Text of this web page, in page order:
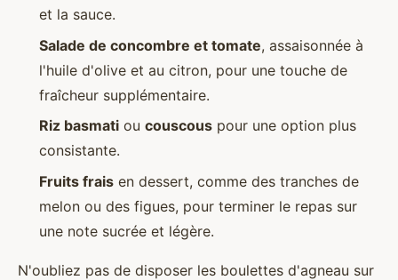
et la sauce.
Salade de concombre et tomate, assaisonnée à
l'huile d'olive et au citron, pour une touche de
fraîcheur supplémentaire.
Riz basmati ou couscous pour une option plus
consistante.
Fruits frais en dessert, comme des tranches de
melon ou des figues, pour terminer le repas sur
une note sucrée et légère.
N'oubliez pas de disposer les boulettes d'agneau sur